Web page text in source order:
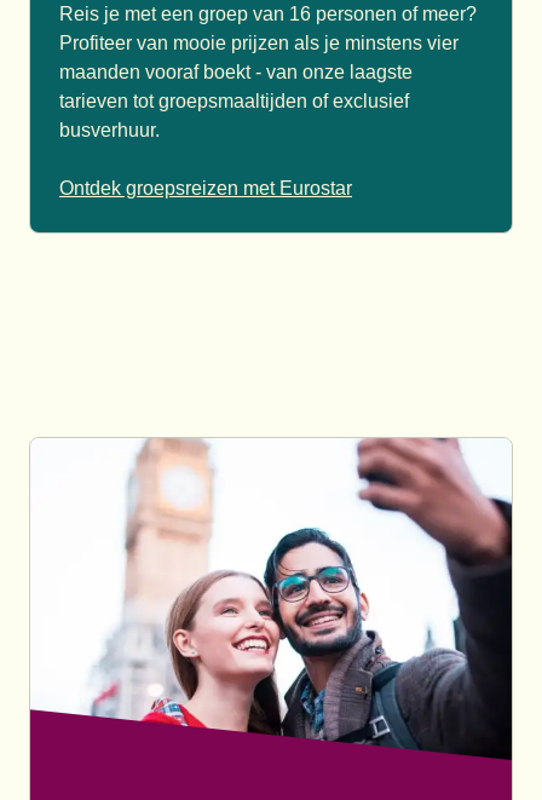
Reis je met een groep van 16 personen of meer?
Profiteer van mooie prijzen als je minstens vier
maanden vooraf boekt - van onze laagste
tarieven tot groepsmaaltijden of exclusief
busverhuur.
Ontdek groepsreizen met Eurostar